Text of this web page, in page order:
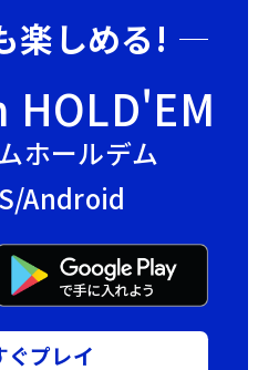
楽しめる!
HOLD'EM
ホールデム
Android
ぐプレイ